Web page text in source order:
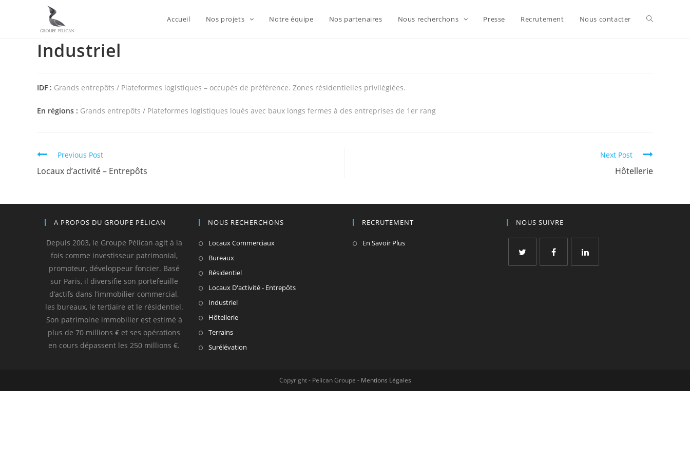
Accueil Nos projets Notre équipe Nos partenaires Nous recherchons Presse Recrutement Nous contacter
Industriel
IDF : Grands entrepôts / Plateformes logistiques – occupés de préférence. Zones résidentielles privilégiées.
En régions : Grands entrepôts / Plateformes logistiques loués avec baux longs fermes à des entreprises de 1er rang
Previous Post
Locaux d’activité – Entrepôts
Next Post
Hôtellerie
A PROPOS DU GROUPE PÉLICAN
Depuis 2003, le Groupe Pélican agit à la
fois comme investisseur patrimonial,
promoteur, développeur foncier. Basé
sur Paris, il diversifie son portefeuille
d’actifs dans l’immobilier commercial,
les bureaux, le tertiaire et le résidentiel.
Son patrimoine immobilier est estimé à
plus de 70 millions € et ses opérations
en cours dépassent les 250 millions €.
NOUS RECHERCHONS
Locaux Commerciaux
Bureaux
Résidentiel
Locaux D'activité - Entrepôts
Industriel
Hôtellerie
Terrains
Surélévation
RECRUTEMENT
En Savoir Plus
NOUS SUIVRE
Copyright - Pelican Groupe - Mentions Légales